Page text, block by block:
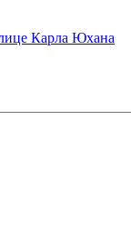
Карла Юхана